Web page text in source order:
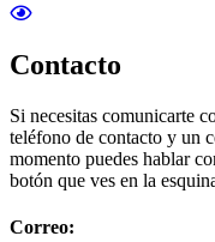
Contacto
Si necesitas comunicarte
teléfono de contacto y un
momento puedes hablar
botón que ves en la
Correo: